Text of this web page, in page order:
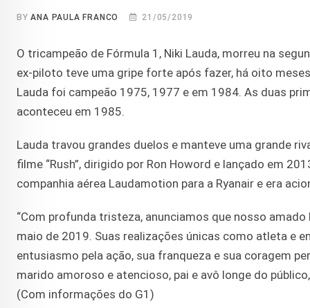
BYANA PAULA FRANCO 21/05/2019
O tricampeão de Fórmula 1, Niki Lauda, morreu na
ex-piloto teve uma gripe forte após fazer, há oito
Lauda foi campeão 1975, 1977 e em 1984. As duas
aconteceu em 1985.
Lauda travou grandes duelos e manteve uma grande
filme “Rush”, dirigido por Ron Howord e lançado em
companhia aérea Laudamotion para a Ryanair e era
“Com profunda tristeza, anunciamos que nosso
maio de 2019. Suas realizações únicas como atleta e
entusiasmo pela ação, sua franqueza e sua coragem
marido amoroso e atencioso, pai e avô longe do
(Com informações do G1)